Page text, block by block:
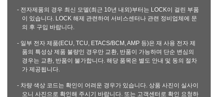
- 전자제품의 경우 최신 모델(최근 10년 내외)부터는 LOCK이 걸린 부품
이 있습니다. LOCK 해제 관련하여 서비스센터나 관련 정비업체에 문
의 후 구입 바랍니다.
- 일부 전자 제품(ECU, TCU, ETACS/BCM, AMP 등)은 재 사용 전자 제
품의 특성상 제품 불량인 경우만 교환, 반품이 가능하며 단순 변심의
경우는 교환, 반품이 불가합니다. 해당 품목은 별도 안내 및 동의 절차
가 제공됩니다.
- 차량 색상 코드는 확인이 어려운 경우가 있습니다. 상품 사진이 실사이
오니 사진으로 확인해 주시기 바랍니다. 또는 고객센터로 확인 요청하